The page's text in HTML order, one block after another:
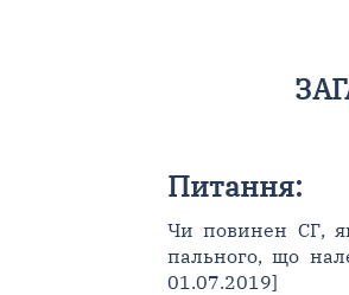
Питання:
Чи повинен СГ,
пального, що
01.07.2019]